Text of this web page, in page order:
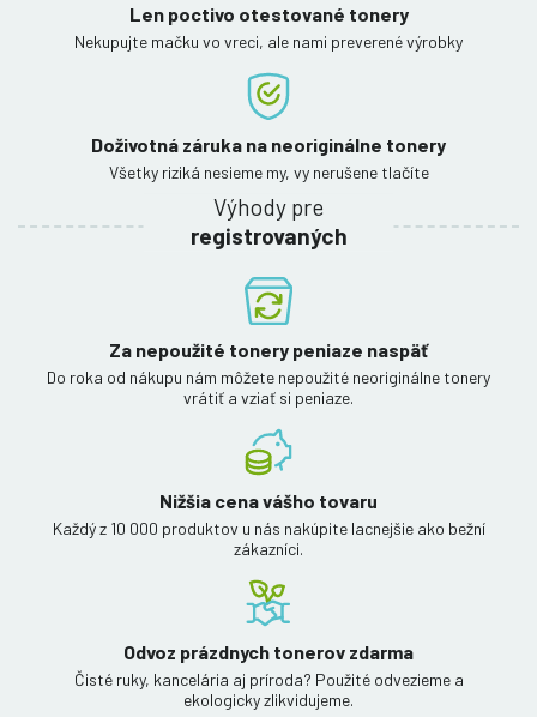
Len poctivo otestované tonery
Nekupujte mačku vo vreci, ale nami preverené výrobky
Doživotná záruka na neoriginálne tonery
Všetky riziká nesieme my, vy nerušene tlačíte
Výhody pre
registrovaných
Za nepoužité tonery peniaze naspäť
Do roka od nákupu nám môžete nepoužité neoriginálne tonery
vrátiť a vziať si peniaze.
Nižšia cena vášho tovaru
Každý z 10 000 produktov u nás nakúpite lacnejšie ako bežní
zákazníci.
Odvoz prázdnych tonerov zdarma
Čisté ruky, kancelária aj príroda? Použité odvezieme a
ekologicky zlikvidujeme.